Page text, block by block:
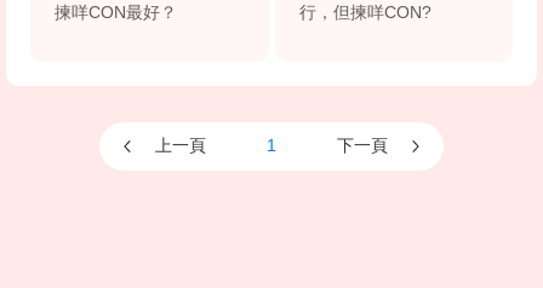
揀咩CON最好？
行，但揀咩CON?
上一頁 1 下一頁